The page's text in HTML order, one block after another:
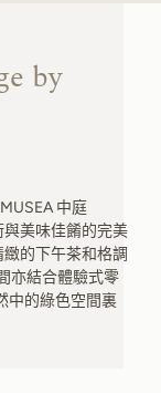
by
中庭
美味佳餚的完美
的下午茶和格調
亦結合體驗式零
中的綠色空間裏